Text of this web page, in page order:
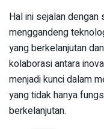
Hal ini sejalan
menggandeng
yang berkelanjutan
kolaborasi antara
menjadi kunci dalam
yang tidak hanya
berkelanjutan.